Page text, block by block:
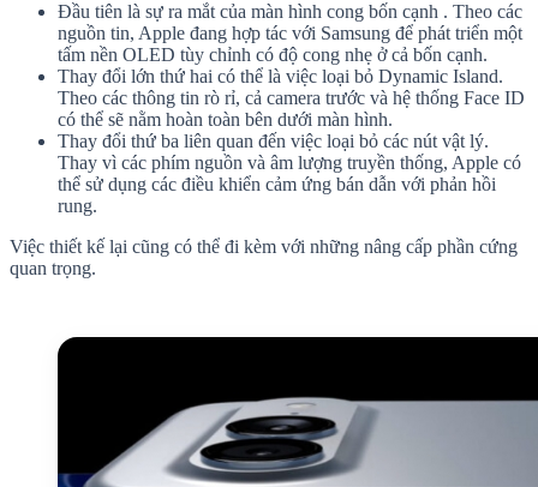
Đầu tiên là sự ra mắt của màn hình cong bốn cạnh . Theo các
nguồn tin, Apple đang hợp tác với Samsung để phát triển một
tấm nền OLED tùy chỉnh có độ cong nhẹ ở cả bốn cạnh.
Thay đổi lớn thứ hai có thể là việc loại bỏ Dynamic Island.
Theo các thông tin rò rỉ, cả camera trước và hệ thống Face ID
có thể sẽ nằm hoàn toàn bên dưới màn hình.
Thay đổi thứ ba liên quan đến việc loại bỏ các nút vật lý.
Thay vì các phím nguồn và âm lượng truyền thống, Apple có
thể sử dụng các điều khiển cảm ứng bán dẫn với phản hồi
rung.
Việc thiết kế lại cũng có thể đi kèm với những nâng cấp phần cứng
quan trọng.